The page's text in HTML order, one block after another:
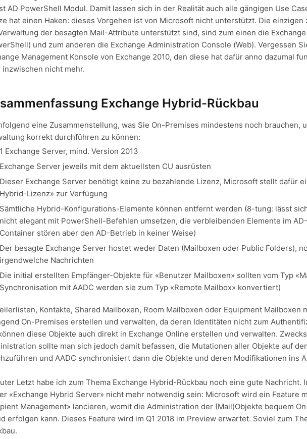
AD PowerShell Modul. Damit lassen sich in der Realität auch alle gängigen Use
hat einen Haken: dieses Vorgehen ist von Microsoft nicht unterstützt. Die einzigen
der besagten Mail-Attribute unterstützt sind, sind zum einen die
und zum anderen die Exchange Administration Console (Web). Vergessen
Management Konsole von Exchange 2010, den diese hat dafür anno dazumal
inzwischen nicht mehr.
Exchange Hybrid-Rückbau
eine Zusammenstellung, was Sie On-Premises mindestens noch brauchen,
korrekt durchführen zu können:
1 Exchange Server, mind. Version 2013
Exchange Server jeweils mit dem aktuellsten CU ausrüsten
Dieser Exchange Server benötigt keine zu bezahlende Lizenz, Microsoft stellt dafür
Hybrid-Lizenz» zur Verfügung
Sämtliche Hybrid-Konfigurations-Elemente können entfernt werden (8-tung: lässt
nicht elegant mit PowerShell-Befehlen umsetzen, die verbleibenden Elemente im
Container stören aber den AD-Betrieb in keiner Weise)
Der besagte Exchange Server hostet weder Daten (Mailboxen oder Public Folders),
irgendwelche Nachrichten
Die initial erstellten Empfänger-Objekte für «Benutzer Mailboxen» sollten vom Typ
Synchronisation mit AADC werden sie zum Typ «Remote Mailbox» konvertiert)
Kontakte, Shared Mailboxen, Room Mailboxen oder Equipment Mailboxen
On-Premises erstellen und verwalten, da deren Identitäten nicht zum
diese Objekte auch direkt in Exchange Online erstellen und verwalten.
sollte man sich jedoch damit befassen, die Mutationen aller Objekte auf
und AADC synchronisiert dann die Objekte und deren Modifikationen ins
Letzt habe ich zum Thema Exchange Hybrid-Rückbau noch eine gute Nachricht.
«Exchange Hybrid Server» nicht mehr notwendig sein: Microsoft wird ein Feature
Management» lancieren, womit die Administration der (Mail)Objekte bequem
erfolgen kann. Dieses Feature wird im Q1 2018 im Preview erwartet. Soviel zum